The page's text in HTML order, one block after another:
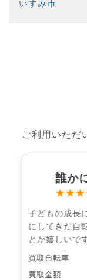
いすみ市
ご利用いただ
誰か
子どもの成長
にしてきた自
とが嬉しいで
買取自転車
買取金額